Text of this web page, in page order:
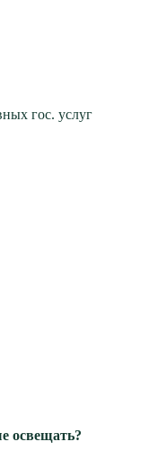
гос. услуг
освещать?